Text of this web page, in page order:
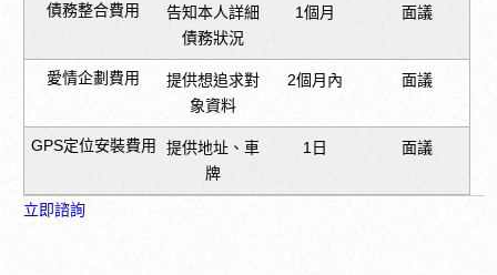
債務整合費用
告知本人詳細
債務狀況
1個月 面議
愛情企劃費用
提供想追求對
象資料
2個月內 面議
GPS定位安裝費用
提供地址、車
牌
1日 面議
立即諮詢